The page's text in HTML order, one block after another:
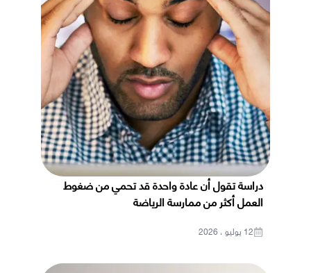
دراسة تقول أن عادة واحدة قد تحمي من ضغوط
العمل أكثر من ممارسة الرياضة
12 يوليو ، 2026